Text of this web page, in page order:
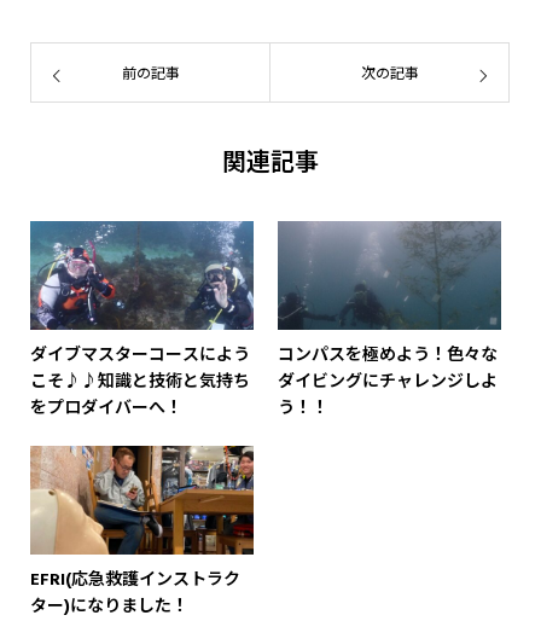
前の記事 次の記事
関連記事
ダイブマスターコースによう
こそ♪♪知識と技術と気持ち
をプロダイバーへ！
コンパスを極めよう！色々な
ダイビングにチャレンジしよ
う！！
EFRI(応急救護インストラク
ター)になりました！